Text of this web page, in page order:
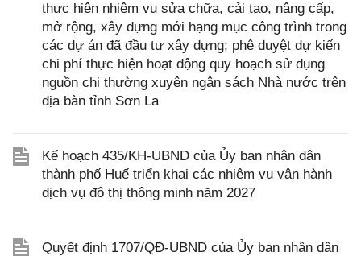
thực hiện nhiệm vụ sửa chữa, cải tạo, nâng cấp,
mở rộng, xây dựng mới hạng mục công trình trong
các dự án đã đầu tư xây dựng; phê duyệt dự kiến
chi phí thực hiện hoạt động quy hoạch sử dụng
nguồn chi thường xuyên ngân sách Nhà nước trên
địa bàn tỉnh Sơn La
Kế hoạch 435/KH-UBND của Ủy ban nhân dân
thành phố Huế triển khai các nhiệm vụ vận hành
dịch vụ đô thị thông minh năm 2027
Quyết định 1707/QĐ-UBND của Ủy ban nhân dân